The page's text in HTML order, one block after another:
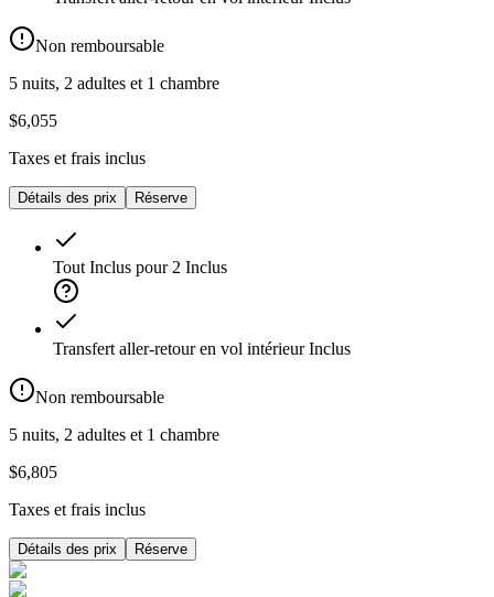
Non remboursable
5 nuits, 2 adultes et 1 chambre
$6,055
Taxes et frais inclus
Détails des prix Réserve
Tout Inclus pour 2 Inclus
Transfert aller-retour en vol intérieur Inclus
Non remboursable
5 nuits, 2 adultes et 1 chambre
$6,805
Taxes et frais inclus
Détails des prix Réserve